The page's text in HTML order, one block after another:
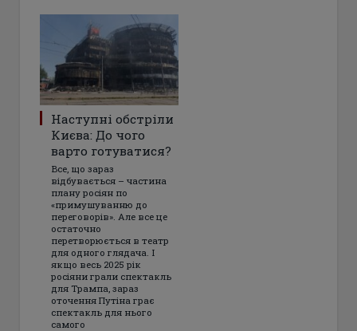
Наступні обстріли
Києва: До чого
варто готуватися?
Все, що зараз
відбувається – частина
плану росіян по
«примушуванню до
переговорів». Але все це
остаточно
перетворюється в театр
для одного глядача. І
якщо весь 2025 рік
росіяни грали спектакль
для Трампа, зараз
оточення Путіна грає
спектакль для нього
самого